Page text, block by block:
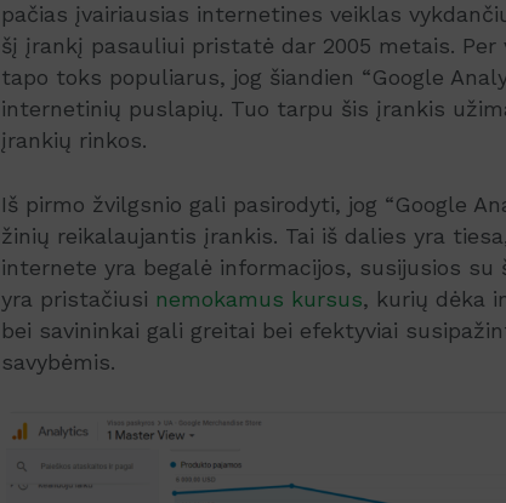
pačias įvairiausias internetines veiklas
šį įrankį pasauliui pristatė dar 2005 metais.
tapo toks populiarus, jog šiandien “Google
internetinių puslapių. Tuo tarpu šis įrankis
įrankių rinkos.
Iš pirmo žvilgsnio gali pasirodyti, jog “Google
žinių reikalaujantis įrankis. Tai iš dalies yra
internete yra begalė informacijos, susijusios su
yra pristačiusi nemokamus kursus, kurių dėka
bei savininkai gali greitai bei efektyviai
savybėmis.